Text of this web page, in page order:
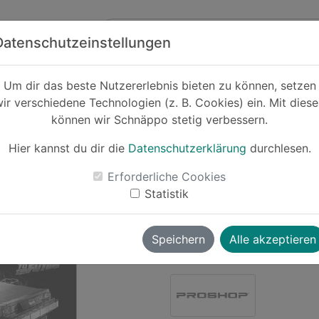
Um dir das beste Nutzererlebnis bieten zu können, setzen
verschiedene Technologien (z. B. Cookies) ein. Mit
können wir Schnäppo stetig verbessern.
Hier kannst du dir die Datenschutzerklärung durchlesen.
Erforderliche Cookies
Statistik
Speichern Alle akzeptieren
Cashback
-23%
Demo-
Zeitmaschine